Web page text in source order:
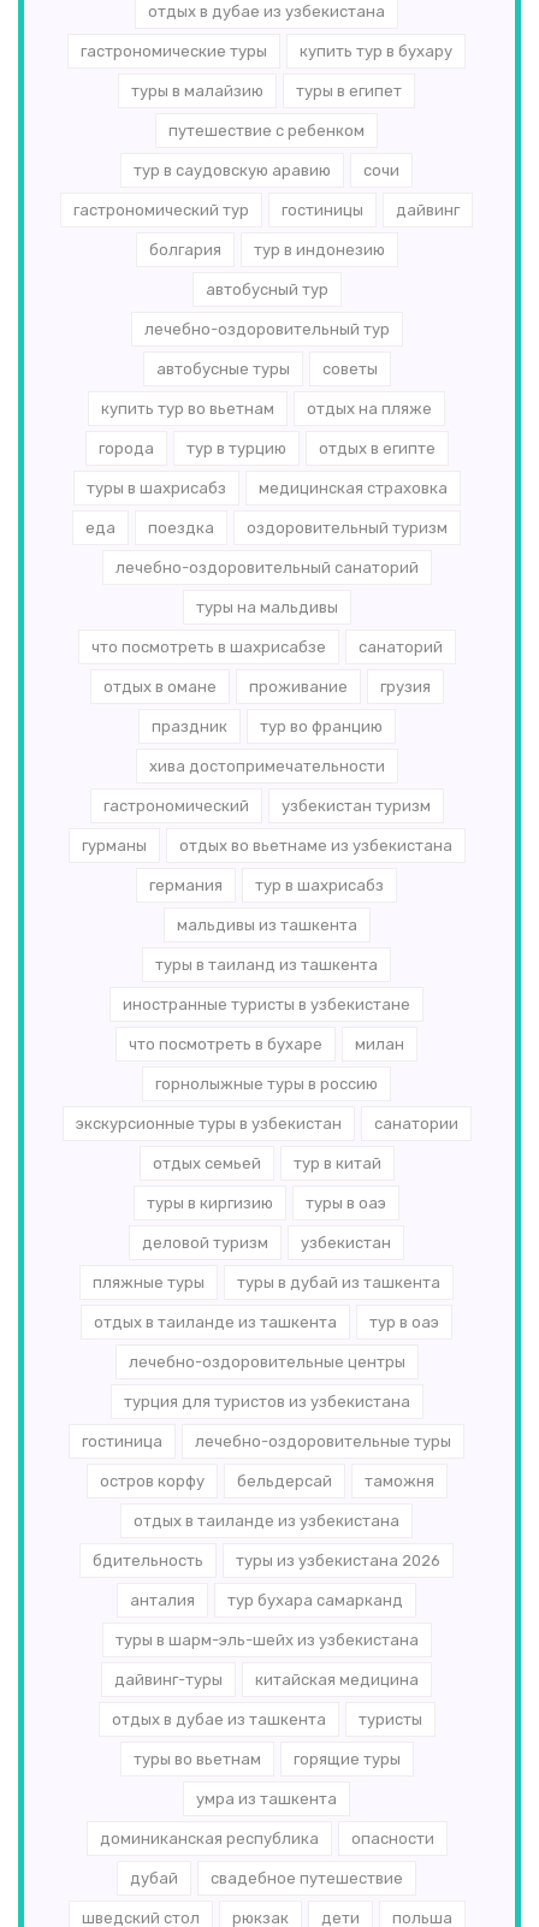
отдых в дубае из узбекистана
гастрономические туры купить тур в бухару
туры в малайзию туры в египет
путешествие с ребенком
тур в саудовскую аравию сочи
гастрономический тур гостиницы дайвинг
болгария тур в индонезию
автобусный тур
лечебно-оздоровительный тур
автобусные туры советы
купить тур во вьетнам отдых на пляже
города тур в турцию отдых в египте
туры в шахрисабз медицинская страховка
еда поездка оздоровительный туризм
лечебно-оздоровительный санаторий
туры на мальдивы
что посмотреть в шахрисабзе санаторий
отдых в омане проживание грузия
праздник тур во францию
хива достопримечательности
гастрономический узбекистан туризм
гурманы отдых во вьетнаме из узбекистана
германия тур в шахрисабз
мальдивы из ташкента
туры в таиланд из ташкента
иностранные туристы в узбекистане
что посмотреть в бухаре милан
горнолыжные туры в россию
экскурсионные туры в узбекистан санатории
отдых семьей тур в китай
туры в киргизию туры в оаэ
деловой туризм узбекистан
пляжные туры туры в дубай из ташкента
отдых в таиланде из ташкента тур в оаэ
лечебно-оздоровительные центры
турция для туристов из узбекистана
гостиница лечебно-оздоровительные туры
остров корфу бельдерсай таможня
отдых в таиланде из узбекистана
бдительность туры из узбекистана 2026
анталия тур бухара самарканд
туры в шарм-эль-шейх из узбекистана
дайвинг-туры китайская медицина
отдых в дубае из ташкента туристы
туры во вьетнам горящие туры
умра из ташкента
доминиканская республика опасности
дубай свадебное путешествие
шведский стол рюкзак дети польша